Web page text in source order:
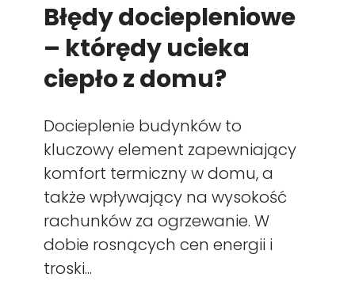
Błędy dociepleniowe
– którędy ucieka
ciepło z domu?
Docieplenie budynków to
kluczowy element zapewniający
komfort termiczny w domu, a
także wpływający na wysokość
rachunków za ogrzewanie. W
dobie rosnących cen energii i
troski...